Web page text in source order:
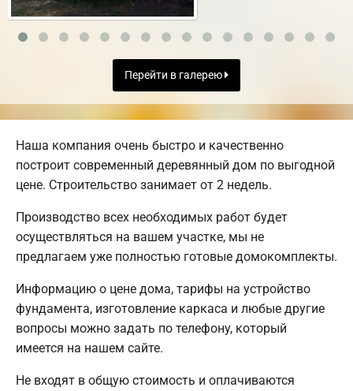
Перейти в галерею
Наша компания очень быстро и качественно
построит современный деревянный дом по выгодной
цене. Строительство занимает от 2 недель.
Производство всех необходимых работ будет
осуществляться на вашем участке, мы не
предлагаем уже полностью готовые домокомплекты.
Информацию о цене дома, тарифы на устройство
фундамента, изготовление каркаса и любые другие
вопросы можно задать по телефону, который
имеется на нашем сайте.
Не входят в общую стоимость и оплачиваются